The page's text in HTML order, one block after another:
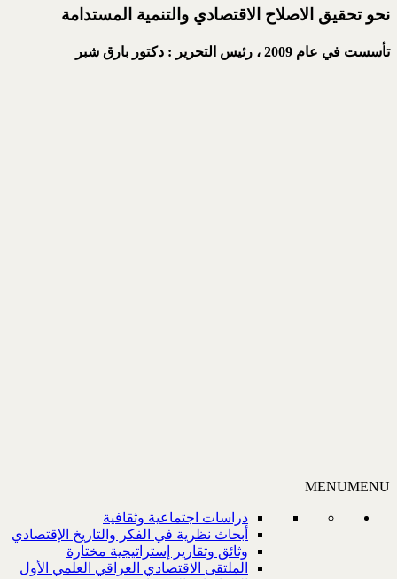
نحو تحقيق الاصلاح الاقتصادي والتنمية المستدامة
تأسست في عام 2009 ، رئيس التحرير : دكتور بارق شبر
MENUMENU
دراسات اجتماعية وثقافية
أبحاث نظرية في الفكر والتاريخ الإقتصادي
وثائق وتقارير إستراتيجية مختارة
الملتقى الاقتصادي العراقي العلمي الأول